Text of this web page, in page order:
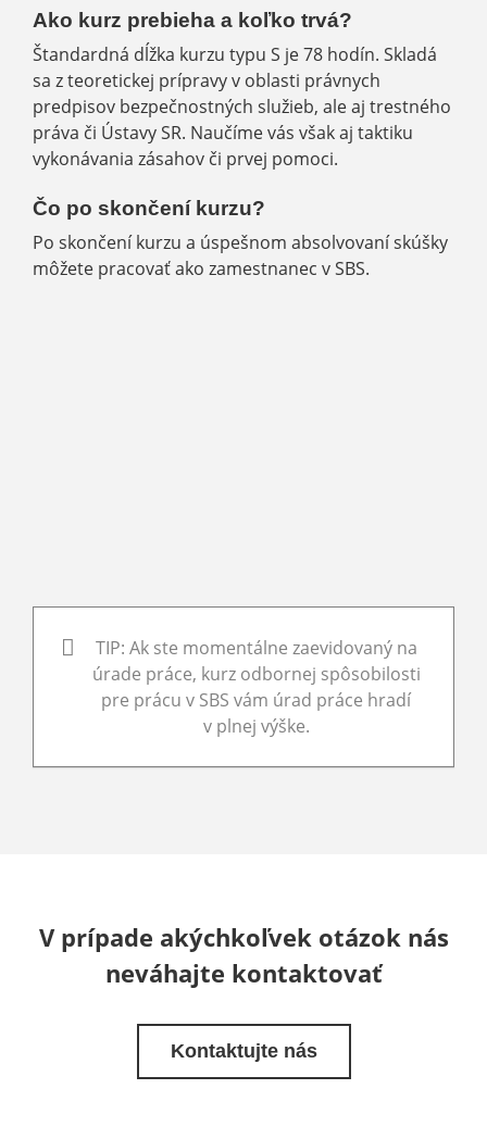
Ako kurz prebieha a koľko trvá?
Štandardná dĺžka kurzu typu S je 78 hodín. Skladá
sa z teoretickej prípravy v oblasti právnych
predpisov bezpečnostných služieb, ale aj trestného
práva či Ústavy SR. Naučíme vás však aj taktiku
vykonávania zásahov či prvej pomoci.
Čo po skončení kurzu?
Po skončení kurzu a úspešnom absolvovaní skúšky
môžete pracovať ako zamestnanec v SBS.
TIP: Ak ste momentálne zaevidovaný na
úrade práce, kurz odbornej spôsobilosti
pre prácu v SBS vám úrad práce hradí
v plnej výške.
V prípade akýchkoľvek otázok nás
neváhajte kontaktovať
Kontaktujte nás